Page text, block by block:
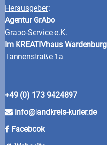
Herausgeber:
Agentur GrAbo
Grabo-Service e.K.
Im KREATIVhaus Wardenburg
Tannenstraße 1a
+49 (0) 173 9424897
info@landkreis-kurier.de
Facebook